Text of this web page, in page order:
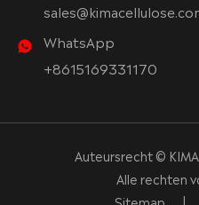
WhatsApp
+8615169331170
Auteursrecht ©
Alle rechten
Sitemap
|